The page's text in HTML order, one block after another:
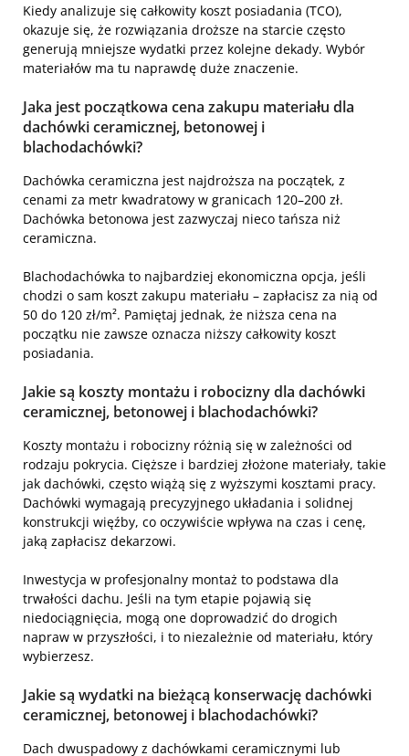
Kiedy analizuje się całkowity koszt posiadania (TCO),
okazuje się, że rozwiązania droższe na starcie często
generują mniejsze wydatki przez kolejne dekady. Wybór
materiałów ma tu naprawdę duże znaczenie.
Jaka jest początkowa cena zakupu materiału dla
dachówki ceramicznej, betonowej i
blachodachówki?
Dachówka ceramiczna jest najdroższa na początek, z
cenami za metr kwadratowy w granicach 120–200 zł.
Dachówka betonowa jest zazwyczaj nieco tańsza niż
ceramiczna.
Blachodachówka to najbardziej ekonomiczna opcja, jeśli
chodzi o sam koszt zakupu materiału – zapłacisz za nią od
50 do 120 zł/m². Pamiętaj jednak, że niższa cena na
początku nie zawsze oznacza niższy całkowity koszt
posiadania.
Jakie są koszty montażu i robocizny dla dachówki
ceramicznej, betonowej i blachodachówki?
Koszty montażu i robocizny różnią się w zależności od
rodzaju pokrycia. Cięższe i bardziej złożone materiały, takie
jak dachówki, często wiążą się z wyższymi kosztami pracy.
Dachówki wymagają precyzyjnego układania i solidnej
konstrukcji więźby, co oczywiście wpływa na czas i cenę,
jaką zapłacisz dekarzowi.
Inwestycja w profesjonalny montaż to podstawa dla
trwałości dachu. Jeśli na tym etapie pojawią się
niedociągnięcia, mogą one doprowadzić do drogich
napraw w przyszłości, i to niezależnie od materiału, który
wybierzesz.
Jakie są wydatki na bieżącą konserwację dachówki
ceramicznej, betonowej i blachodachówki?
Dach dwuspadowy z dachówkami ceramicznymi lub